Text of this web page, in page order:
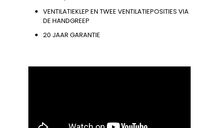
VENTILATIEKLEP EN TWEE VENTILATIEPOSITIES VIA
DE HANDGREEP
20 JAAR GARANTIE